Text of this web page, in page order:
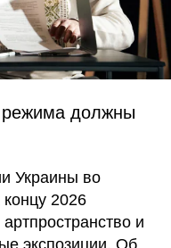
режима должны
Украины во
2026
и
экспозиции. Об